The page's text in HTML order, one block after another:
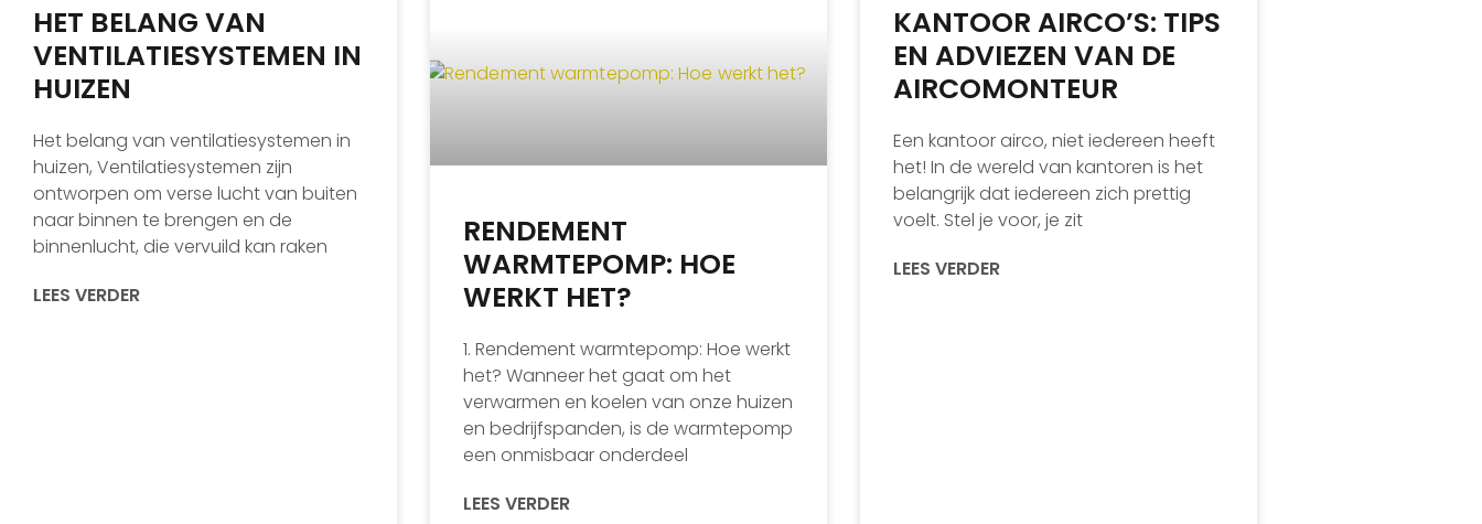
HET BELANG VAN
VENTILATIESYSTEMEN IN
HUIZEN
Het belang van ventilatiesystemen in
huizen, Ventilatiesystemen zijn
ontworpen om verse lucht van buiten
naar binnen te brengen en de
binnenlucht, die vervuild kan raken
LEES VERDER
RENDEMENT
WARMTEPOMP: HOE
WERKT HET?
1. Rendement warmtepomp: Hoe werkt
het? Wanneer het gaat om het
verwarmen en koelen van onze huizen
en bedrijfspanden, is de warmtepomp
een onmisbaar onderdeel
LEES VERDER
KANTOOR AIRCO’S: TIPS
EN ADVIEZEN VAN DE
AIRCOMONTEUR
Een kantoor airco, niet iedereen heeft
het! In de wereld van kantoren is het
belangrijk dat iedereen zich prettig
voelt. Stel je voor, je zit
LEES VERDER